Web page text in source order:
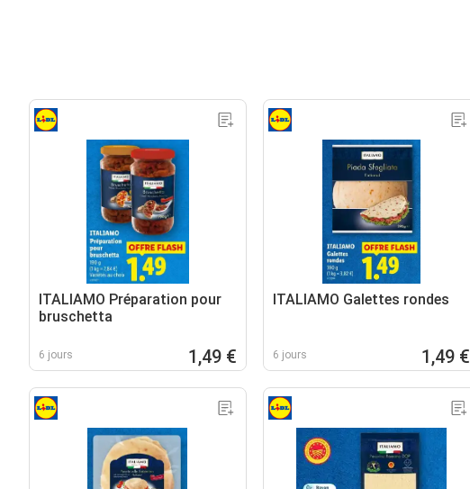
ITALIAMO Préparation pour
bruschetta
6 jours 1,49 €
ITALIAMO Galettes rondes
6 jours 1,49 €